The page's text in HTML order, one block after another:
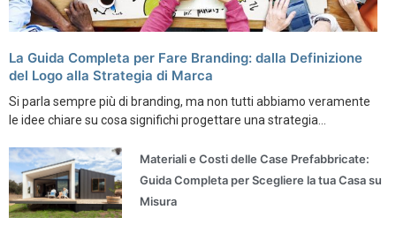
La Guida Completa per Fare Branding: dalla Definizione
del Logo alla Strategia di Marca
Si parla sempre più di branding, ma non tutti abbiamo veramente
le idee chiare su cosa significhi progettare una strategia...
Materiali e Costi delle Case Prefabbricate:
Guida Completa per Scegliere la tua Casa su
Misura